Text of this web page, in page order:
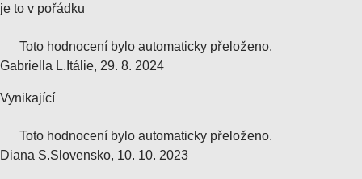
je to v pořádku
Toto hodnocení bylo automaticky přeloženo.
Gabriella L. Itálie, 29. 8. 2024
Vynikající
Toto hodnocení bylo automaticky přeloženo.
Diana S.Slovensko, 10. 10. 2023